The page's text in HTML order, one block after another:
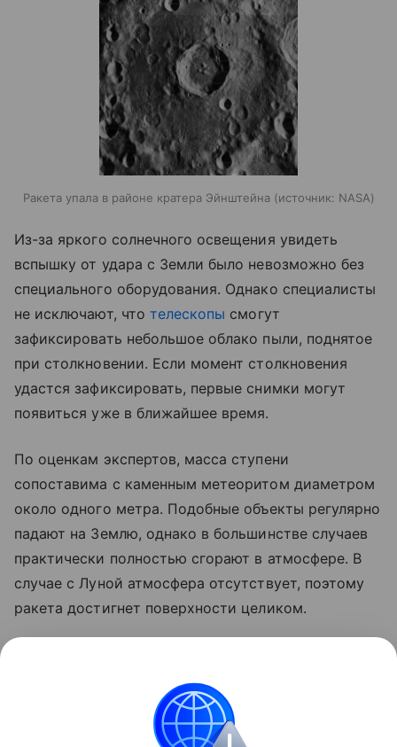
Ракета упала в районе кратера Эйнштейна источник: NASA
Из-за яркого солнечного освещения увидеть
вспышку от удара с Земли было невозможно без
специального оборудования. Однако специалисты
не исключают, что телескопы смогут
зафиксировать небольшое облако пыли, поднятое
при столкновении. Если момент столкновения
удастся зафиксировать, первые снимки могут
появиться уже в ближайшее время.
По оценкам экспертов, масса ступени
сопоставима с каменным метеоритом диаметром
около одного метра. Подобные объекты регулярно
падают на Землю, однако в большинстве случаев
практически полностью сгорают в атмосфере. В
случае с Луной атмосфера отсутствует, поэтому
ракета достигнет поверхности целиком.
об атмосфере древней Земли.